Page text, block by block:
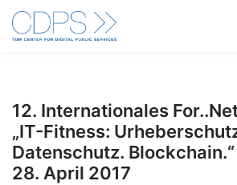
Zum
12. Internationales
„IT-Fitness:
Datenschutz. Blockchain.“
28. April 2017